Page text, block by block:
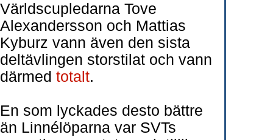
Världscupledarna Tove
Alexandersson och Mattias
Kyburz vann även den sista
deltävlingen storstilat och vann
därmed totalt.
En som lyckades desto bättre
än Linnélöparna var SVTs